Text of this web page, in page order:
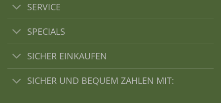
SERVICE
SPECIALS
SICHER EINKAUFEN
SICHER UND BEQUEM ZAHLEN MIT: